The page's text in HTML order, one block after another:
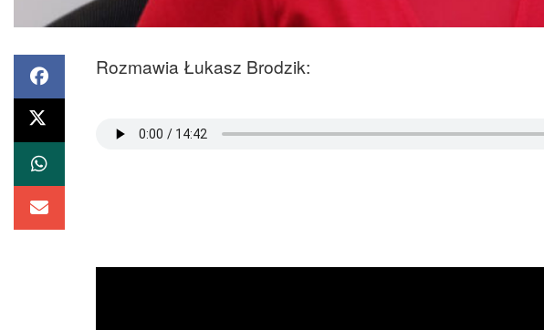
Rozmawia Łukasz Brodzik: